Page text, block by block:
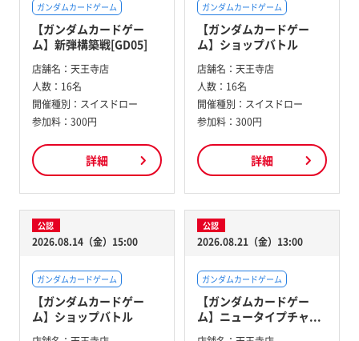
ガンダムカードゲーム
【ガンダムカードゲー
ム】新弾構築戦[GD05]
店舗名： 天王寺店
人数： 16名
開催種別： スイスドロー
参加料： 300円
詳細
ガンダムカードゲーム
【ガンダムカードゲー
ム】ショップバトル
店舗名： 天王寺店
人数： 16名
開催種別： スイスドロー
参加料： 300円
詳細
公認
2026.08.14（金）15:00
ガンダムカードゲーム
【ガンダムカードゲー
ム】ショップバトル
公認
2026.08.21（金）13:00
ガンダムカードゲーム
【ガンダムカードゲー
ム】ニュータイプチャ...